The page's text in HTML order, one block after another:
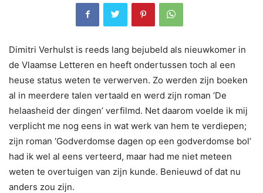
Dimitri Verhulst is reeds lang bejubeld als nieuwkomer in
de Vlaamse Letteren en heeft ondertussen toch al een
heuse status weten te verwerven. Zo werden zijn boeken
al in meerdere talen vertaald en werd zijn roman ‘De
helaasheid der dingen’ verfilmd. Net daarom voelde ik mij
verplicht me nog eens in wat werk van hem te verdiepen;
zijn roman ‘Godverdomse dagen op een godverdomse bol’
had ik wel al eens verteerd, maar had me niet meteen
weten te overtuigen van zijn kunde. Benieuwd of dat nu
anders zou zijn.